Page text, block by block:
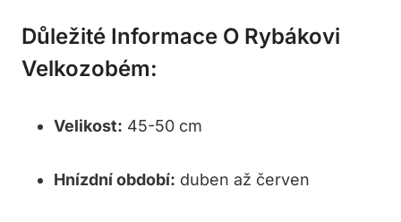
Důležité Informace O Rybákovi
Velkozobém:
Velikost: 45-50 cm
Hnízdní období: duben až červen